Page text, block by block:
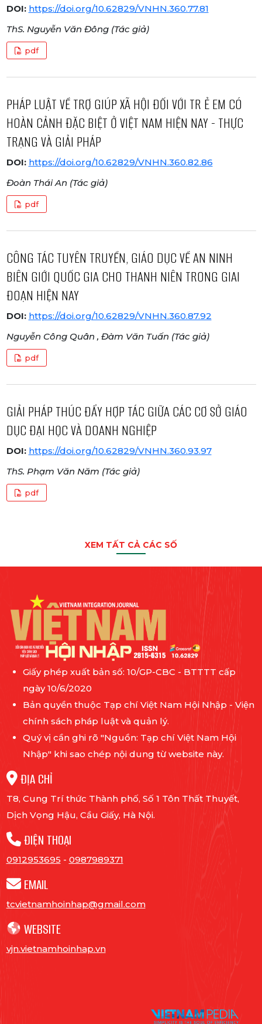
DOI: https://doi.org/10.62829/VNHN.360.77.81
ThS. Nguyễn Văn Đông (Tác giả)
pdf
PHÁP LUẬT VỀ TRỢ GIÚP XÃ HỘI ĐỐI VỚI TR Ẻ EM CÓ
HOÀN CẢNH ĐẶC BIỆT Ở VIỆT NAM HIỆN NAY - THỰC
TRẠNG VÀ GIẢI PHÁP
DOI: https://doi.org/10.62829/VNHN.360.82.86
Đoàn Thái An (Tác giả)
pdf
CÔNG TÁC TUYÊN TRUYỀN, GIÁO DỤC VỀ AN NINH
BIÊN GIỚI QUỐC GIA CHO THANH NIÊN TRONG GIAI
ĐOẠN HIỆN NAY
DOI: https://doi.org/10.62829/VNHN.360.87.92
Nguyễn Công Quân , Đàm Văn Tuấn (Tác giả)
pdf
GIẢI PHÁP THÚC ĐẨY HỢP TÁC GIỮA CÁC CƠ SỞ GIÁO
DỤC ĐẠI HỌC VÀ DOANH NGHIỆP
DOI: https://doi.org/10.62829/VNHN.360.93.97
ThS. Phạm Văn Năm (Tác giả)
pdf
XEM TẤT CẢ CÁC SỐ
Giấy phép xuất bản số: 10/GP-CBC - BTTTT cấp
ngày 10/6/2020
Bản quyền thuộc Tạp chí Việt Nam Hội Nhập - Viện
chính sách pháp luật và quản lý.
Quý vị cần ghi rõ "Nguồn: Tạp chí Việt Nam Hội
Nhập" khi sao chép nội dung từ website này.
ĐỊA CHỈ
T8, Cung Trí thức Thành phố, Số 1 Tôn Thất Thuyết,
Dịch Vọng Hậu, Cầu Giấy, Hà Nội.
ĐIỆN THOẠI
0912953695 - 0987989371
EMAIL
tcvietnamhoinhap@gmail.com
WEBSITE
vjn.vietnamhoinhap.vn